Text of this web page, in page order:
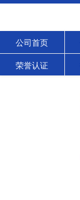
公司首页
荣誉认证